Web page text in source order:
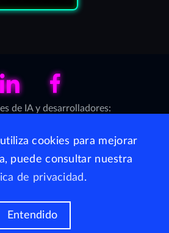
cookies para mejorar
puede consultar nuestra
de privacidad .
Entendido
LinkedIn Facebook
de IA y desarrolladores:
en República Dominicana por
de AppSec S.C.
Estados Unidos, 2026